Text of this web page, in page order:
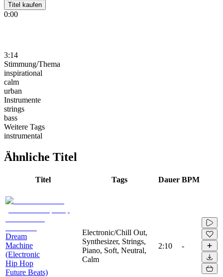
Titel kaufen
0:00
3:14
Stimmung/Thema
inspirational
calm
urban
Instrumente
strings
bass
Weitere Tags
instrumental
Ähnliche Titel
Titel Tags Dauer BPM
Dream
Machine
(Electronic
Hip Hop
Future Beats)
Electronic/Chill Out,
Synthesizer, Strings,
Piano, Soft, Neutral,
Calm
2:10 -